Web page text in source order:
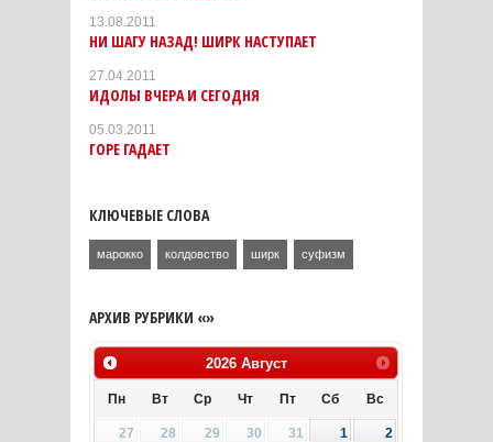
13.08.2011
НИ ШАГУ НАЗАД! ШИРК НАСТУПАЕТ
27.04.2011
ИДОЛЫ ВЧЕРА И СЕГОДНЯ
05.03.2011
ГОРЕ ГАДАЕТ
КЛЮЧЕВЫЕ СЛОВА
марокко колдовство ширк суфизм
АРХИВ РУБРИКИ «»
2026 Август
Пн Вт Ср Чт Пт Сб Вс
27 28 29 30 31 1
2